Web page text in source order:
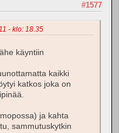
#1577
- klo: 18.35
käyntiin
kaikki
katkos joka on
ja kahta
sammutuskytkin